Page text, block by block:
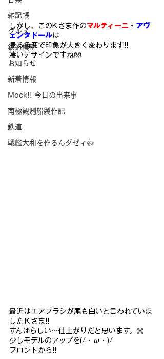
雑記帳
グルメ
鉄道模型
お知らせ
新着情報
Mock!! 今日の出来事
南極観測船製作記
鉄道
戦艦大和を作るんダゼィ👍
しかし、このKさま作のマルティーニ ・ アヴ
ェンタドールは
見る角度で印象が大きく変わります!!
凄いデザインですね👐
最近はエアブラシが尾も白いと言われていま
したＫさま!!
すんばらしい～仕上がりだと思います。👐
少しモデルのアップを(/・ω・)/
フロントから!!